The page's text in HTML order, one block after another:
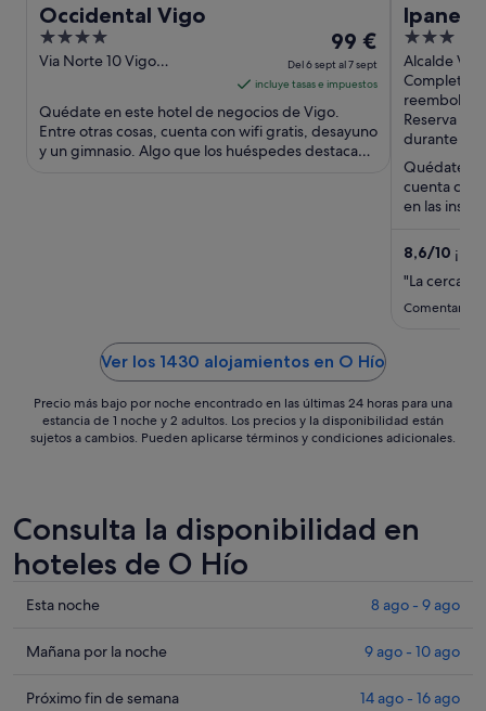
Occidental Vigo
4
out
5
Via Norte 10 Vigo
El
precio
es
de
99 €
por
99 €
Del 6 sept al 7 sept
incluye tasas e impuestos
Quédate en este hotel de negocios de Vigo.
Entre otras cosas, cuenta con wifi gratis, desayuno
y un gimnasio. Algo que los huéspedes destacan
3
out
of
5
Alcalde
Street, 31-
Reserva
durante la
Quédate
cuenta con
en las
8,6/10
"La
Comentario
Ver los 1430 alojamientos en O Hío
Precio más bajo por noche encontrado en las últimas 24 horas para una
estancia de 1 noche y 2 adultos. Los precios y la disponibilidad están
sujetos a cambios. Pueden aplicarse términos y condiciones adicionales.
Consulta la disponibilidad en
hoteles de O Hío
Comprueba
precios
O
Esta noche 8 ago - 9 ago
Comprueba
precios
Mañana por la noche 9 ago - 10 ago
Comprueba
Próximo fin de semana 14 ago - 16 ago